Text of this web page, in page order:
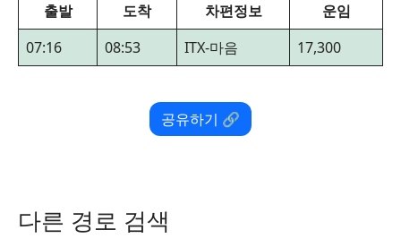
출발 도착 차편정보
운임
07:16
08:53 ITX-마음 17,300
공유하기 🔗
다른 경로 검색